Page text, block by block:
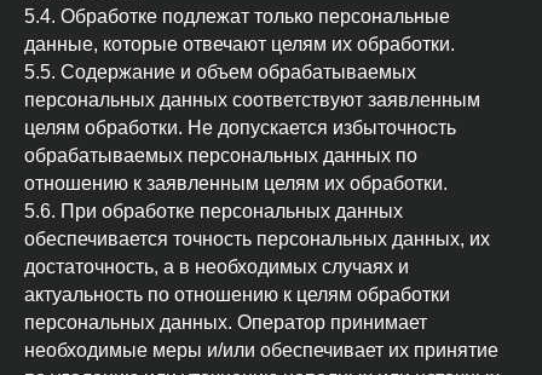
5.4. Обработке подлежат только персональные
данные, которые отвечают целям их обработки.
5.5. Содержание и объем обрабатываемых
персональных данных соответствуют заявленным
целям обработки. Не допускается избыточность
обрабатываемых персональных данных по
отношению к заявленным целям их обработки.
5.6. При обработке персональных данных
обеспечивается точность персональных данных, их
достаточность, а в необходимых случаях и
актуальность по отношению к целям обработки
персональных данных. Оператор принимает
необходимые меры и/или обеспечивает их принятие